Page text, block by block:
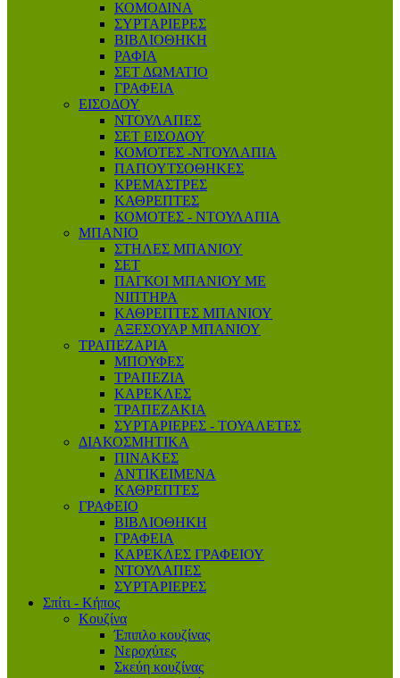
ΚΟΜΟΔΙΝΑ
ΣΥΡΤΑΡΙΕΡΕΣ
ΒΙΒΛΙΟΘΗΚΗ
ΡΑΦΙΑ
ΣΕΤ ΔΩΜΑΤΙΟ
ΓΡΑΦΕΙΑ
ΕΙΣΟΔΟΥ
ΝΤΟΥΛΑΠΕΣ
ΣΕΤ ΕΙΣΟΔΟΥ
ΚΟΜΟΤΕΣ -ΝΤΟΥΛΑΠΙΑ
ΠΑΠΟΥΤΣΟΘΗΚΕΣ
ΚΡΕΜΑΣΤΡΕΣ
ΚΑΘΡΕΠΤΕΣ
ΚΟΜΟΤΕΣ - ΝΤΟΥΛΑΠΙΑ
ΜΠΑΝΙΟ
ΣΤΗΛΕΣ ΜΠΑΝΙΟΥ
ΣΕΤ
ΠΑΓΚΟΙ ΜΠΑΝΙΟΥ ΜΕ
ΝΙΠΤΗΡΑ
ΚΑΘΡΕΠΤΕΣ ΜΠΑΝΙΟΥ
ΑΞΕΣΟΥΑΡ ΜΠΑΝΙΟΥ
ΤΡΑΠΕΖΑΡΙΑ
ΜΠΟΥΦΕΣ
ΤΡΑΠΕΖΙΑ
ΚΑΡΕΚΛΕΣ
ΤΡΑΠΕΖΑΚΙΑ
ΣΥΡΤΑΡΙΕΡΕΣ - ΤΟΥΑΛΕΤΕΣ
ΔΙΑΚΟΣΜΗΤΙΚΑ
ΠΙΝΑΚΕΣ
ΑΝΤΙΚΕΙΜΕΝΑ
ΚΑΘΡΕΠΤΕΣ
ΓΡΑΦΕΙΟ
ΒΙΒΛΙΟΘΗΚΗ
ΓΡΑΦΕΙΑ
ΚΑΡΕΚΛΕΣ ΓΡΑΦΕΙΟΥ
ΝΤΟΥΛΑΠΕΣ
ΣΥΡΤΑΡΙΕΡΕΣ
Σπίτι - Κήπος
Κουζίνα
Έπιπλο κουζίνας
Νεροχύτες
Σκεύη κουζίνας